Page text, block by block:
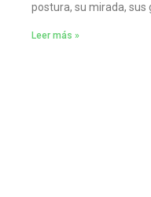
postura, su mirada, sus
Leer más »